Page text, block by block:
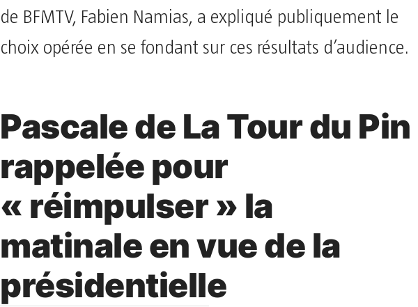
de BFMTV, Fabien Namias, a expliqué publiquement le
choix opérée en se fondant sur ces résultats d’audience.
Pascale de La Tour du Pin
rappelée pour
« réimpulser » la
matinale en vue de la
présidentielle